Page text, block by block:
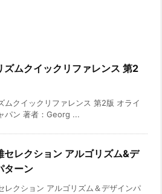
ズムクイックリファレンス 第2
ムクイックリファレンス 第2版 オライ
パン 著者：Georg ...
セレクション アルゴリズム&デ
ターン
レクション アルゴリズム＆デザインパ